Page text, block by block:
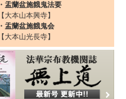
・盂蘭盆施餓鬼法要
【大本山本興寺】
・盂蘭盆施餓鬼会
【大本山光長寺】